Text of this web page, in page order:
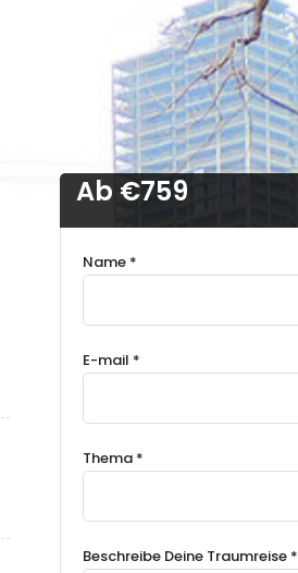
Ab €759
Name *
E-mail *
Thema *
Beschreibe Deine Traumreise *